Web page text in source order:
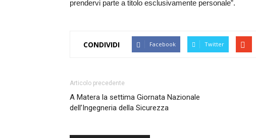
prendervi parte a titolo esclusivamente personale”.
CONDIVIDI Facebook Twitter
Articolo precedente
A Matera la settima Giornata Nazionale
dell’Ingegneria della Sicurezza